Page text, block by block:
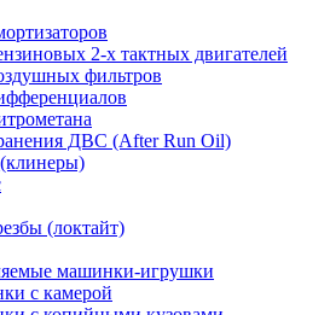
2-х тактных двигателей
фильтров
ДВС (After Run Oil)
(локтайт)
машинки-игрушки
с камерой